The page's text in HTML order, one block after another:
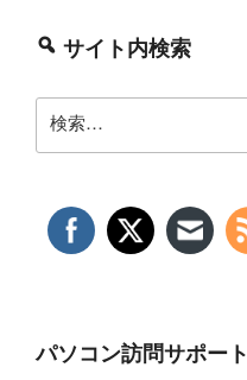
サイト内検索
パソコン訪問サポート